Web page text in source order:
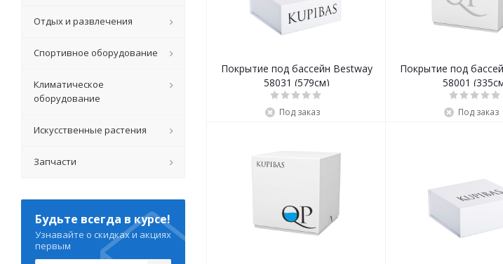
Покрытие под бассейн Bestway
58031 (579см)
Под заказ
Покрытие под
58001
Под заказ
Отдых и развлечения
Спортивное оборудование
Климатическое
оборудование
Искусственные растения
Запчасти
Будьте всегда в курсе!
Узнавайте о скидках и акциях
первым